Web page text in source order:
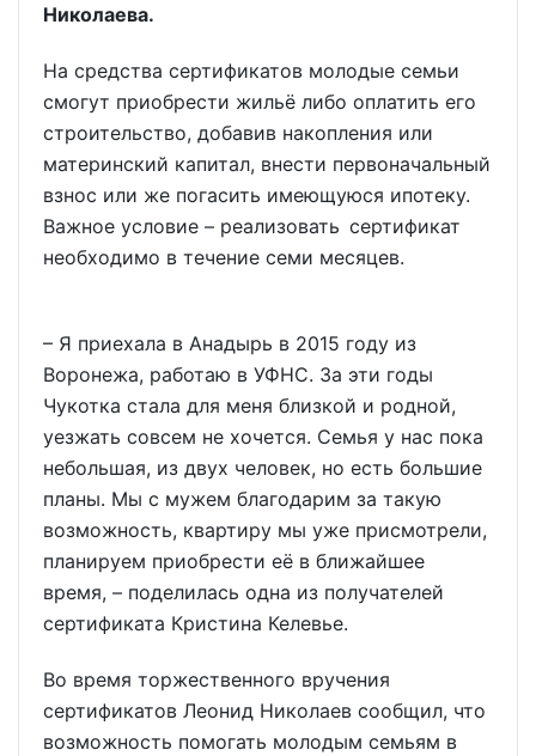
Николаева.
На средства сертификатов молодые семьи
смогут приобрести жильё либо оплатить его
строительство, добавив накопления или
материнский капитал, внести первоначальный
взнос или же погасить имеющуюся ипотеку.
Важное условие – реализовать сертификат
необходимо в течение семи месяцев.
– Я приехала в Анадырь в 2015 году из
Воронежа, работаю в УФНС. За эти годы
Чукотка стала для меня близкой и родной,
уезжать совсем не хочется. Семья у нас пока
небольшая, из двух человек, но есть большие
планы. Мы с мужем благодарим за такую
возможность, квартиру мы уже присмотрели,
планируем приобрести её в ближайшее
время, – поделилась одна из получателей
сертификата Кристина Келевье.
Во время торжественного вручения
сертификатов Леонид Николаев сообщил, что
возможность помогать молодым семьям в